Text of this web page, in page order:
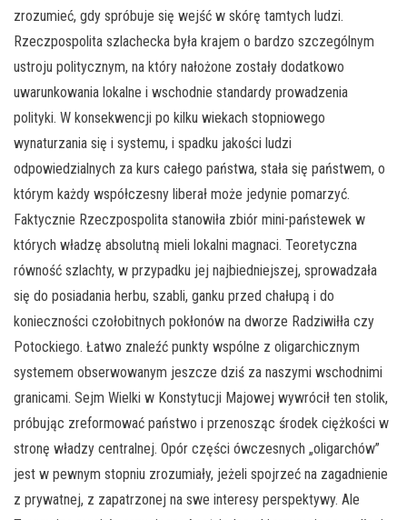
zrozumieć, gdy spróbuje się wejść w skórę tamtych ludzi.
Rzeczpospolita szlachecka była krajem o bardzo szczególnym
ustroju politycznym, na który nałożone zostały dodatkowo
uwarunkowania lokalne i wschodnie standardy prowadzenia
polityki. W konsekwencji po kilku wiekach stopniowego
wynaturzania się i systemu, i spadku jakości ludzi
odpowiedzialnych za kurs całego państwa, stała się państwem, o
którym każdy współczesny liberał może jedynie pomarzyć.
Faktycznie Rzeczpospolita stanowiła zbiór mini-państewek w
których władzę absolutną mieli lokalni magnaci. Teoretyczna
równość szlachty, w przypadku jej najbiedniejszej, sprowadzała
się do posiadania herbu, szabli, ganku przed chałupą i do
konieczności czołobitnych pokłonów na dworze Radziwiłła czy
Potockiego. Łatwo znaleźć punkty wspólne z oligarchicznym
systemem obserwowanym jeszcze dziś za naszymi wschodnimi
granicami. Sejm Wielki w Konstytucji Majowej wywrócił ten stolik,
próbując zreformować państwo i przenosząc środek ciężkości w
stronę władzy centralnej. Opór części ówczesnych „oligarchów”
jest w pewnym stopniu zrozumiały, jeżeli spojrzeć na zagadnienie
z prywatnej, z zapatrzonej na swe interesy perspektywy. Ale